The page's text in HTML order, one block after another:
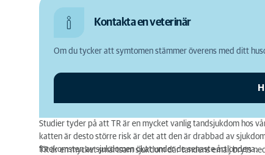
Diagnostik
Kontakta en veterinär
Om du tycker att symtomen stämmer överens med ditt
Studier tyder på att TR är en mycket vanlig tandsjukdom hos
katten är desto större risk är det att den är drabbad av
förekomsten av sjukdomen ökat under de senaste årtiondena.
TR är en mycket smärtsam sjukdom där tandens emalj bryts